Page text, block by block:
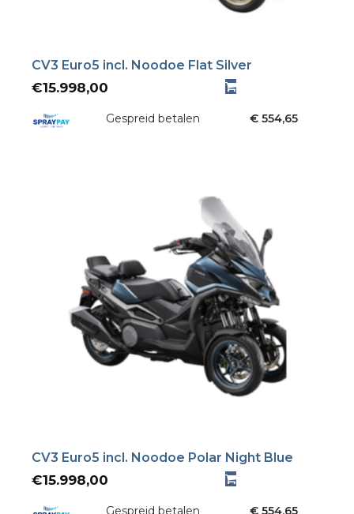
CV3 Euro5 incl. Noodoe Flat Silver
€15.998,00
Gespreid betalen € 554,65
CV3 Euro5 incl. Noodoe Polar Night Blue
€15.998,00